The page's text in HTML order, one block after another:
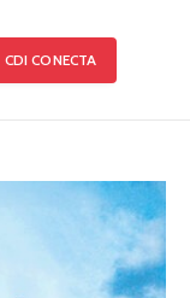
CDI CONECTA